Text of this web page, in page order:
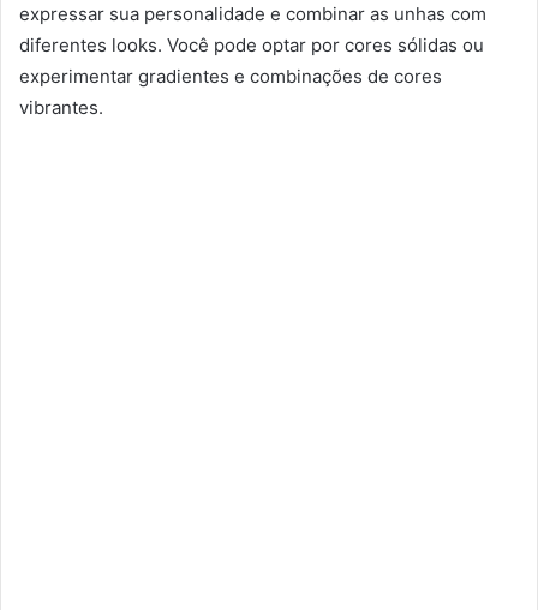
expressar sua personalidade e combinar as unhas com
diferentes looks. Você pode optar por cores sólidas ou
experimentar gradientes e combinações de cores
vibrantes.